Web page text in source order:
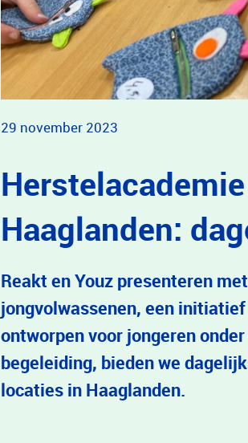
29 november 2023
Haaglanden:
Reakt en Youz presenteren
jongvolwassenen, een
ontworpen voor jongeren
begeleiding, bieden we
locaties in Haaglanden.